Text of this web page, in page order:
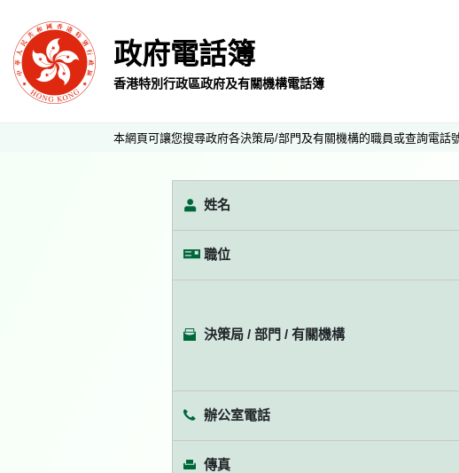
政府電話簿
香港特別行政區政府及有關機構電話簿
本網頁可讓您搜尋政府各決策局/部門及有關機構的職員或查詢電話
姓名
職位
決策局 / 部門 / 有關機構
辦公室電話
傳真